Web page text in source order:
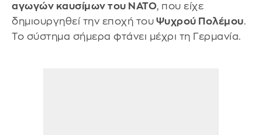
αγωγών καυσίμων του ΝΑΤΟ, που είχε
δημιουργηθεί την εποχή του Ψυχρού Πολέμου.
Το σύστημα σήμερα φτάνει μέχρι τη Γερμανία.